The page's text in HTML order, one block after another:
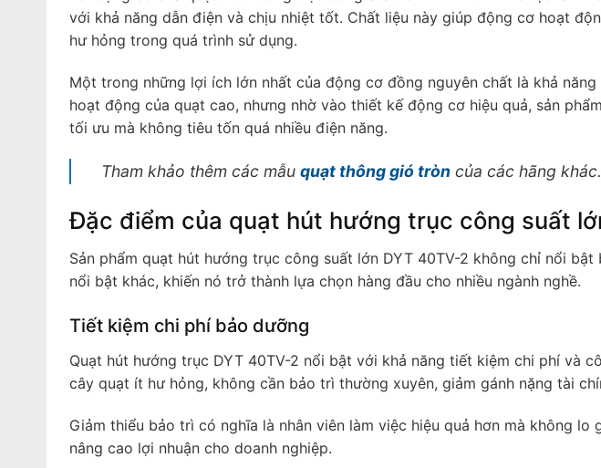
với khả năng dẫn điện và chịu nhiệt tốt. Chất liệu này giúp động cơ hoạt
hư hỏng trong quá trình sử dụng.
Một trong những lợi ích lớn nhất của động cơ đồng nguyên chất là khả
hoạt động của quạt cao, nhưng nhờ vào thiết kế động cơ hiệu quả, sản
tối ưu mà không tiêu tốn quá nhiều điện năng.
Tham khảo thêm các mẫu quạt thông gió tròncủa các hãng khác.
Đặc điểm của quạt hút hướng trục công suất
Sản phẩm quạt hút hướng trục công suất lớn DYT 40TV-2 không chỉ nổi
nổi bật khác, khiến nó trở thành lựa chọn hàng đầu cho nhiều ngành nghề.
Tiết kiệm chi phí bảo dưỡng
Quạt hút hướng trục DYT 40TV-2 nổi bật với khả năng tiết kiệm chi phí và
cây quạt ít hư hỏng, không cần bảo trì thường xuyên, giảm gánh nặng tài
Giảm thiểu bảo trì có nghĩa là nhân viên làm việc hiệu quả hơn mà không
nâng cao lợi nhuận cho doanh nghiệp.